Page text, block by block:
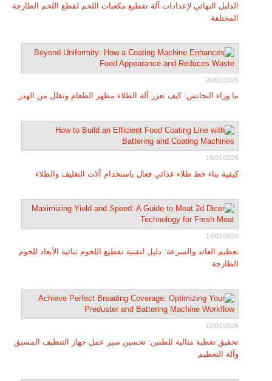
الدليل النهائي لإعدادات آلة تقطيع مكعبات اللحم لقطع اللحم الطازجة
المختلفة
20/01/2026
ما وراء التجانس: كيف تعزز آلة الطلاء مظهر الطعام وتقلل من الهدر
19/01/2026
كيفية بناء خط طلاء غذائي فعال باستخدام آلات التغليف والطلاء
14/01/2026
تعظيم العائد والسرعة: دليل لتقنية تقطيع اللحوم ثنائية الأبعاد للحوم
الطازجة
12/01/2026
تحقيق تغطية مثالية للطنين: تحسين سير عمل جهاز التنظيف المسبق
وآلة التعطيم